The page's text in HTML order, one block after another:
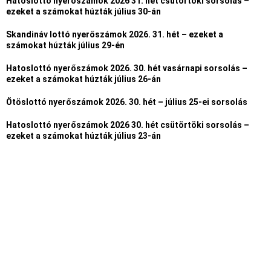
ezeket a számokat húzták július 30-án
Skandináv lottó nyerőszámok 2026. 31. hét – ezeket a
számokat húzták július 29-én
Hatoslottó nyerőszámok 2026. 30. hét vasárnapi sorsolás –
ezeket a számokat húzták július 26-án
Ötöslottó nyerőszámok 2026. 30. hét – július 25-ei sorsolás
Hatoslottó nyerőszámok 2026 30. hét csütörtöki sorsolás –
ezeket a számokat húzták július 23-án